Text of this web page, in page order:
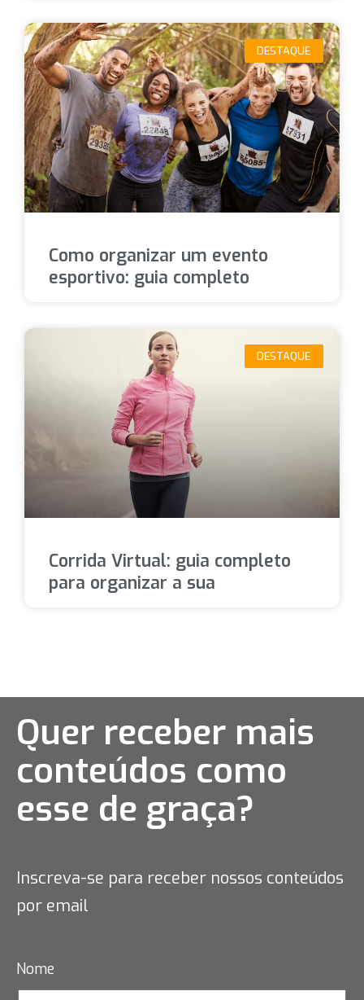
DESTAQUE
Como organizar um evento
esportivo: guia completo
DESTAQUE
Corrida Virtual: guia completo
para organizar a sua
Quer receber mais
conteúdos como
esse de graça?
Inscreva-se para receber nossos conteúdos
por email
Nome